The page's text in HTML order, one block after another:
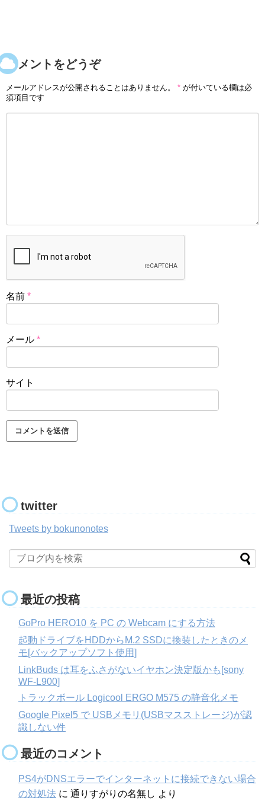
コメントをどうぞ
メールアドレスが公開されることはありません。 * が付いている欄は必
須項目です
名前 *
メール *
サイト
twitter
Tweets by bokunonotes
最近の投稿
GoPro HERO10 を PC の Webcam にする方法
起動ドライブをHDDからM.2 SSDに換装したときのメ
モ[バックアップソフト使用]
LinkBuds は耳をふさがないイヤホン決定版かも[sony
WF-L900]
トラックボール Logicool ERGO M575 の静音化メモ
Google Pixel5 で USBメモリ(USBマスストレージ)が認
識しない件
最近のコメント
PS4がDNSエラーでインターネットに接続できない場合
の対処法 に 通りすがりの名無し より